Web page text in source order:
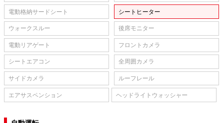
電動格納サードシート シートヒーター
ウォークスルー 後席モニター
電動リアゲート フロントカメラ
シートエアコン 全周囲カメラ
サイドカメラ ルーフレール
エアサスペンション ヘッドライトウォッシャー